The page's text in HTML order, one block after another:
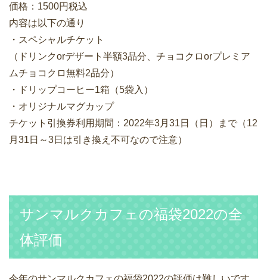
価格：1500円税込
内容は以下の通り
・スペシャルチケット
（ドリンクorデザート半額3品分、チョコクロorプレミア
ムチョコクロ無料2品分）
・ドリップコーヒー1箱（5袋入）
・オリジナルマグカップ
チケット引換券利用期間：2022年3月31日（日）まで（12
月31日～3日は引き換え不可なので注意）
サンマルクカフェの福袋2022の全
体評価